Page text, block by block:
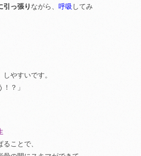
引っ張り ながら、 呼吸 してみ
しやすいです。
？」
ることで、